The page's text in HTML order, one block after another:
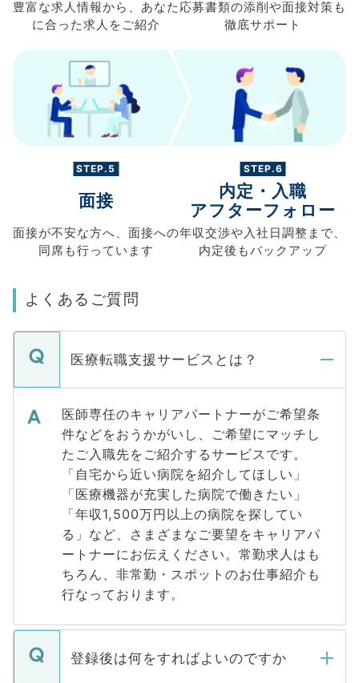
豊富な求人情報から、 あなた
に合った求人を ご紹介
応募書類の添削や面接対策も
徹底サポート
STEP.5
面接
面接が不安な方へ、 面接への
同席も行っています
STEP.6
内定・入職
アフターフォロー
年収交渉や入社日調整まで、
内定後もバックアップ
よくあるご質問
医療転職支援サービスとは？
医師専任のキャリアパートナーがご希望条
件などをおうかがいし、ご希望にマッチし
たご入職先をご紹介するサービスです。
「自宅から近い病院を紹介してほしい」
「医療機器が充実した病院で働きたい」
「年収1,500万円以上の病院を探してい
る」など、さまざまなご要望をキャリアパ
ートナーにお伝えください。常勤求人はも
ちろん、非常勤・スポットのお仕事紹介も
行なっております。
登録後は何をすればよいのですか